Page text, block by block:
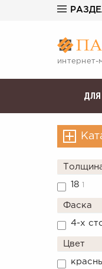
интернет-
18 1
Фаска
4-х
Цвет